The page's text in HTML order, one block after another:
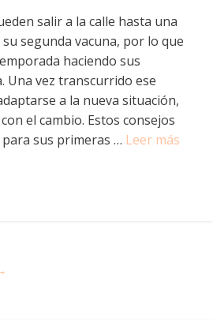
salir a la calle hasta una
segunda vacuna, por lo que
haciendo sus
Una vez transcurrido ese
a la nueva situación,
el cambio. Estos consejos
sus primeras … Leer más